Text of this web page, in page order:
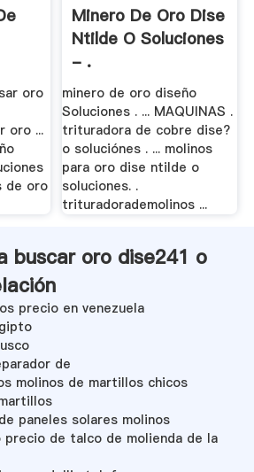
oro
oro ...
de oro
Minero De Oro Dise
Ntilde O Soluciones
- .
minero de oro diseño
Soluciones . ... MAQUINAS .
trituradora de cobre dise?
o soluciónes . ... molinos
para oro dise ntilde o
soluciones. .
trituradorademolinos ...
buscar oro dise241 o
precio en venezuela
de
molinos de martillos chicos
paneles solares molinos
precio de talco de molienda de la